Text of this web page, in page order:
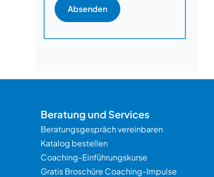
Beratung und Services
Beratungsgespräch vereinbaren
Katalog bestellen
Coaching-Einführungskurse
Gratis Broschüre Coaching-Impulse